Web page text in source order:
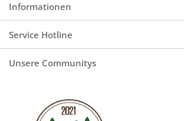
Informationen
Service Hotline
Unsere Communitys